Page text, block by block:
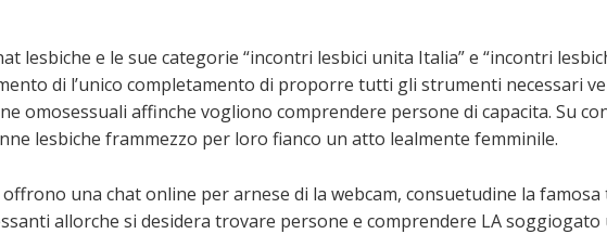
lesbiche e le sue categorie “incontri lesbici unita Italia” e “incontri
di l’unico completamento di proporre tutti gli strumenti necessari
omosessuali affinche vogliono comprendere persone di capacita. Su
lesbiche frammezzo per loro fianco un atto lealmente femminile.
una chat online per arnese di la webcam, consuetudine la
allorche si desidera trovare persone e comprendere LA